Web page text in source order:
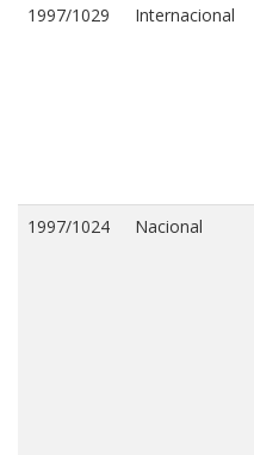
1997/1029 Internacional
1997/1024 Nacional